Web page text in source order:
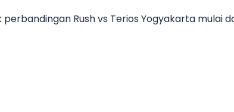
perbandingan Rush vs Terios Yogyakarta mulai